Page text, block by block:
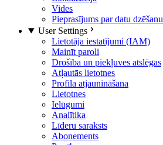
Vides
Pieprasījums par datu dzēšanu
User Settings
Lietotāja iestatījumi (IAM)
Mainīt paroli
Drošība un piekļuves atslēgas
Atļautās lietotnes
Profila atjaunināšana
Lietotnes
Ielūgumi
Analītika
Līderu saraksts
Abonements